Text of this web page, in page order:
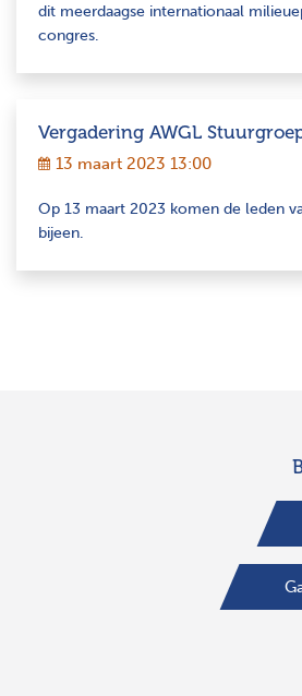
dit meerdaagse internationaal
congres.
Vergadering AWGL
13 maart 2023 13:00
Op 13 maart 2023 komen de leden
bijeen.